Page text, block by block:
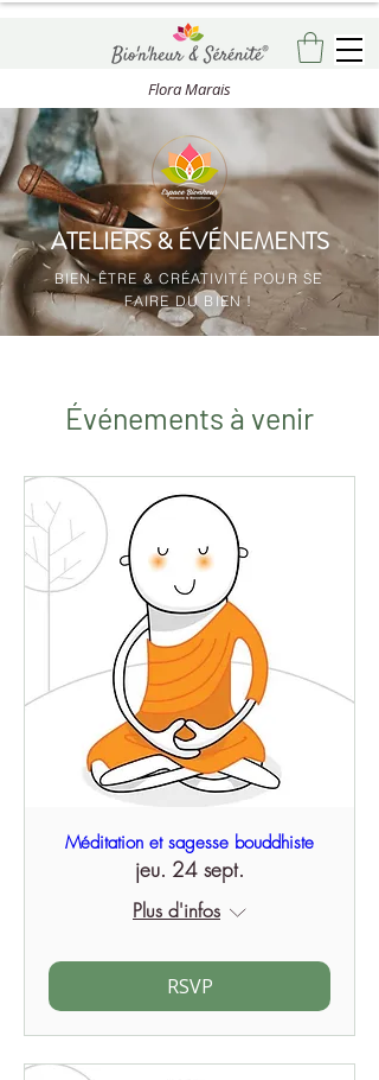
Flora Marais
ATELIERS & ÉVÉNEMENTS
BIEN-ÊTRE & CRÉATIVITÉ POUR SE
FAIRE DU BIEN !
Événements à venir
Méditation et sagesse bouddhiste
jeu. 24 sept.
Plus d'infos
RSVP